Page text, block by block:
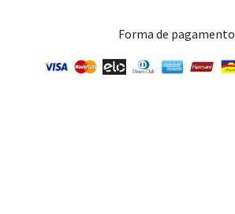
Forma de pagamento